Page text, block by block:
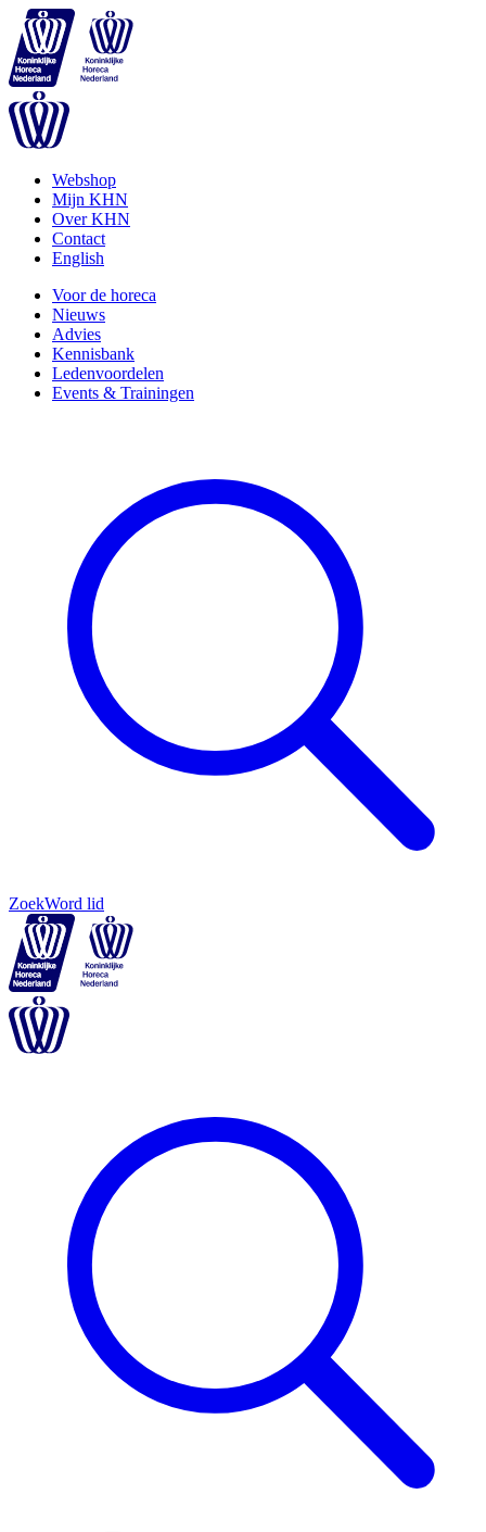
Webshop
Mijn KHN
Over KHN
Contact
English
Voor de horeca
Nieuws
Advies
Kennisbank
Ledenvoordelen
Events & Trainingen
ZoekWord lid